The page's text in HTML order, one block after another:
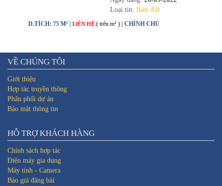
Loại tin: Bán đất
D.TÍCH: 75 M² | LIÊN HỆ ( trên m² ) | CHÍNH CHỦ
VỀ CHÚNG TÔI
Giới thiệu
Hợp tác truyền thông
Phân phối dự án
Bảo mật thông tin
HỖ TRỢ KHÁCH HÀNG
Chính sách hợp tác
Điện máy gia dụng
Máy tính - Camera
Báo giá đăng bài